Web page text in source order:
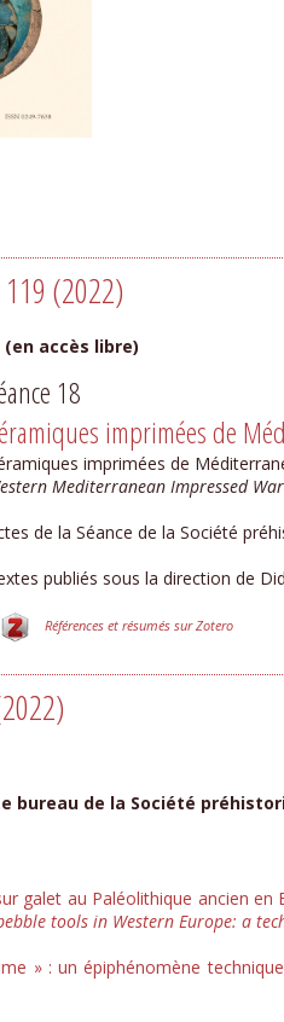
(2022)
accès libre)
18
imprimées de
imprimées de
Mediterranean Impressed
de la Séance de la Société
publiés sous la direction de
Références et résumés sur Zotero
bureau de la Société
galet au Paléolithique ancien
tools in Western Europe: a
» : un épiphénomène